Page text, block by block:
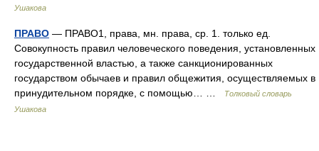
Ушакова
ПРАВО — ПРАВО1, права, мн. права, ср. 1. только ед.
Совокупность правил человеческого поведения, установленных
государственной властью, а также санкционированных
государством обычаев и правил общежития, осуществляемых в
принудительном порядке, с помощью… …
Толковый словарь
Ушакова